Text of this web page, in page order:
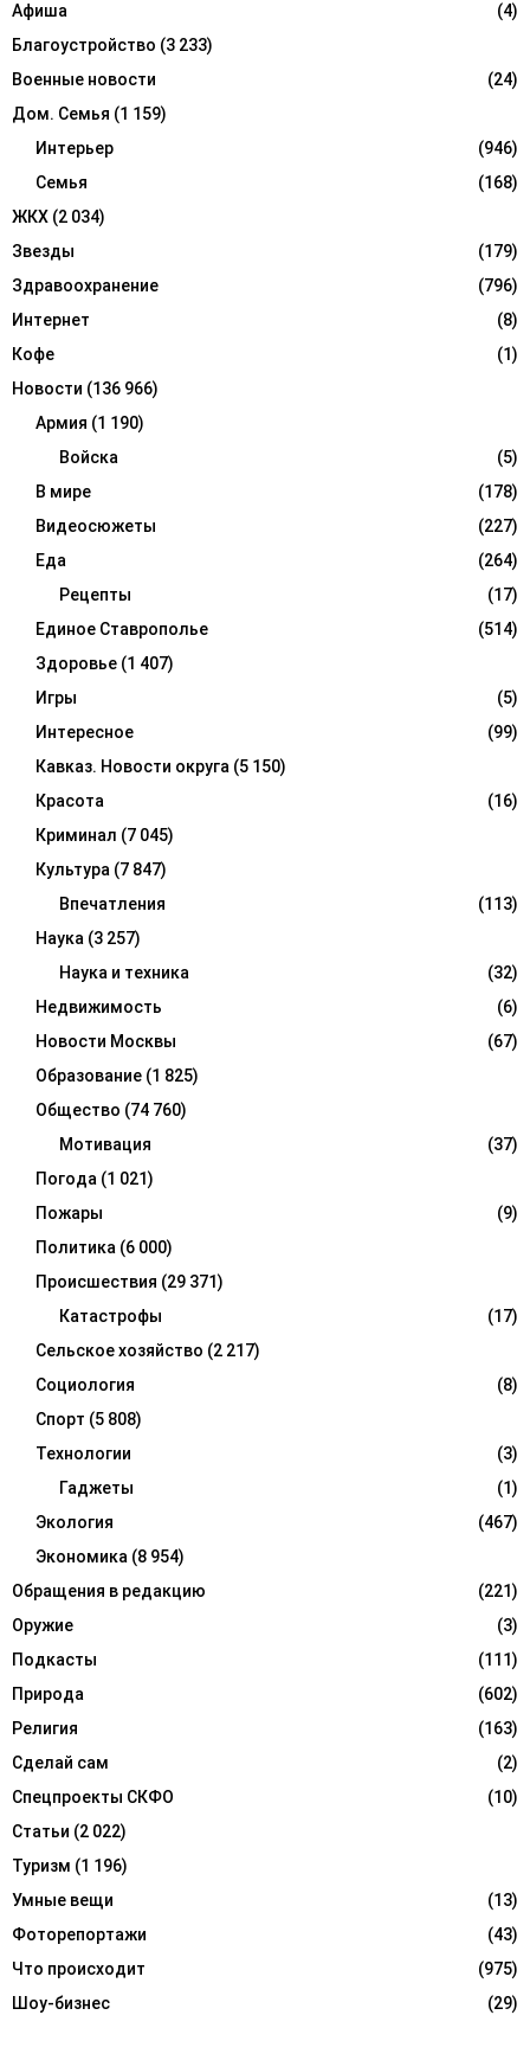
C
H
Афиша
(4)
Благоустройство (3 233)
Военные новости
(24)
Дом. Семья (1 159)
Интерьер
(946)
Семья
(168)
ЖКХ (2 034)
Звезды
(179)
Здравоохранение
(796)
Интернет
(8)
Кофе
(1)
Новости (136 966)
Армия (1 190)
Войска
(5)
В мире
(178)
Видеосюжеты
(227)
Еда
(264)
Рецепты
(17)
Единое Ставрополье
(514)
Здоровье (1 407)
Игры
(5)
Интересное
(99)
Кавказ. Новости округа (5 150)
Красота
(16)
Криминал (7 045)
Культура (7 847)
Впечатления
(113)
Наука (3 257)
Наука и техника
(32)
Недвижимость
(6)
Новости Москвы
(67)
Образование (1 825)
Общество (74 760)
Мотивация
(37)
Погода (1 021)
Пожары
(9)
Политика (6 000)
Происшествия (29 371)
Катастрофы
(17)
Сельское хозяйство (2 217)
Социология
(8)
Спорт (5 808)
Технологии
(3)
Гаджеты
(1)
Экология
(467)
Экономика (8 954)
Обращения в редакцию
(221)
Оружие
(3)
Подкасты
(111)
Природа
(602)
Религия
(163)
Сделай сам
(2)
Спецпроекты СКФО
(10)
Статьи (2 022)
Туризм (1 196)
Умные вещи
(13)
Фоторепортажи
(43)
Что происходит
(975)
Шоу-бизнес
(29)